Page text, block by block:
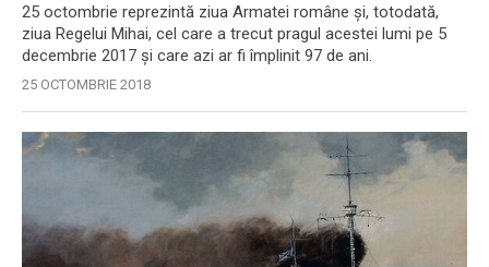
25 octombrie reprezintă ziua Armatei române și, totodată,
ziua Regelui Mihai, cel care a trecut pragul acestei lumi pe 5
decembrie 2017 și care azi ar fi împlinit 97 de ani.
25 OCTOMBRIE 2018
EXCLUSIV